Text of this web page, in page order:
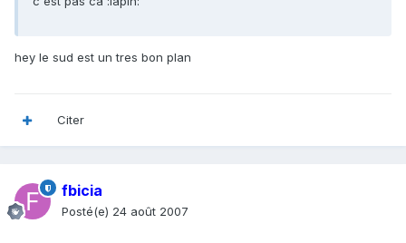
hey le sud est un tres bon plan
Citer
fbicia
Posté(e) 24 août 2007